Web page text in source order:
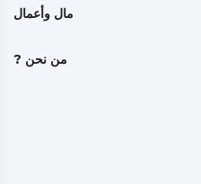
مال وأعمال
من نحن ?